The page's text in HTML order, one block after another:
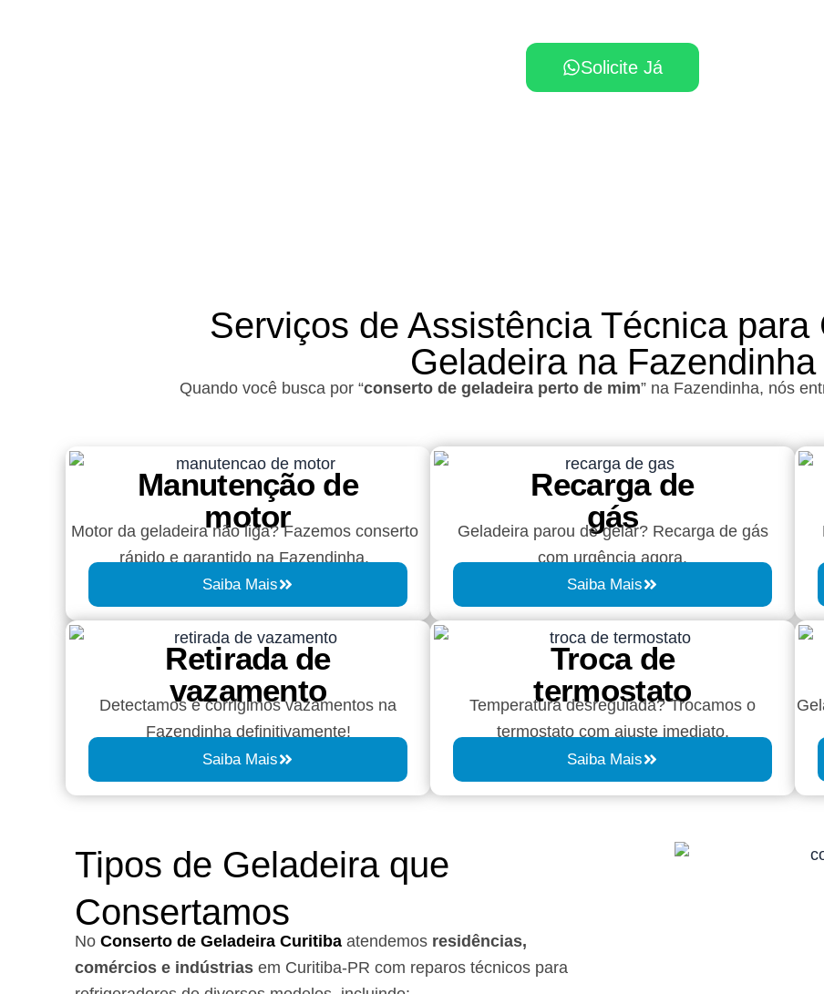
Solicite Já
Serviços de Assistência Técnica para
Geladeira na Fazendinha
Quando você busca por “conserto de geladeira perto de mim” na Fazendinha, nós
Manutenção de
motor
Motor da geladeira não liga? Fazemos conserto
rápido e garantido na Fazendinha.
Saiba Mais
Recarga de
gás
Geladeira parou de gelar? Recarga de gás
com urgência agora.
Saiba Mais
Retirada de
vazamento​​
Detectamos e corrigimos vazamentos na
Fazendinha definitivamente!
Saiba Mais
Troca de
termostato
Temperatura desregulada? Trocamos o
termostato com ajuste imediato.
Saiba Mais
Tipos de Geladeira que
Consertamos
No Conserto de Geladeira Curitiba atendemos residências,
comércios e indústrias em Curitiba-PR com reparos técnicos para